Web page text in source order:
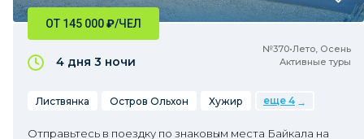
№370•Лето, Осень
Активные туры
ОТ 145 000₽/ЧЕЛ
4 дня 3 ночи
Листвянка Остров Ольхон Хужир еще 4
Отправьтесь в поездку по знаковым места Байкала на